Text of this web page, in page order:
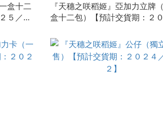
盒十二
５／０
『天穗之咲稻姬』亞加力立牌
盒十二包）【預計交貨期：２